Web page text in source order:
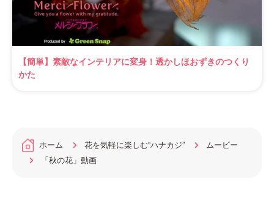
【簡単】素敵なインテリアに変身！透かしほおずきのつくり
かた
ホーム 花を気軽に楽しむ“ハナカジ”
ムービー
「秋の花」動画